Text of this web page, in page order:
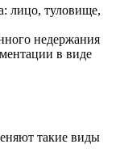
лицо, туловище,
недержания
в виде
такие виды